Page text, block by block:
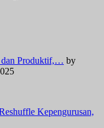
dan Produktif,… by
Kepengurusan,